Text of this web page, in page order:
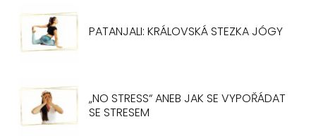
PATANJALI: KRÁLOVSKÁ STEZKA JÓGY
„NO STRESS“ ANEB JAK SE VYPOŘÁDAT
SE STRESEM